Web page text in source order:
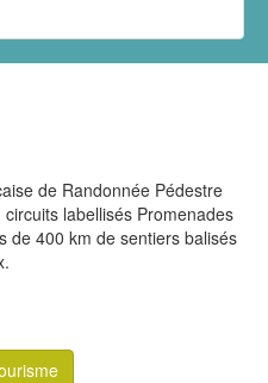
de Randonnée Pédestre
labellisés Promenades
de 400 km de sentiers balisés